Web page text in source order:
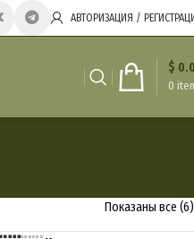
АВТОРИЗАЦИЯ /
0
$
Показаны все (6)